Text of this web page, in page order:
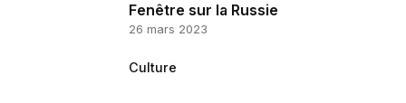
Fenêtre sur la Russie
26 mars 2023
Culture